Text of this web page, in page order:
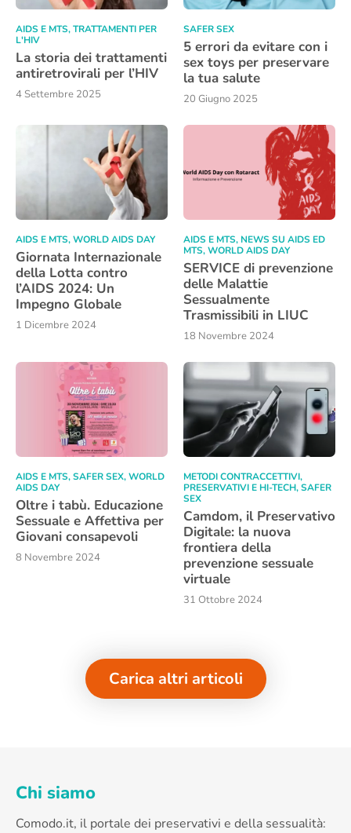
AIDS E MTS,TRATTAMENTI PER
L'HIV
La storia dei trattamenti
antiretrovirali per l’HIV
4 Settembre 2025
SAFER SEX
5 errori da evitare con i
sex toys per preservare
la tua salute
20 Giugno 2025
AIDS E MTS,WORLD AIDS DAY
Giornata Internazionale
della Lotta contro
l’AIDS 2024: Un
Impegno Globale
1 Dicembre 2024
AIDS E MTS, NEWS SU AIDS ED
MTS,WORLD AIDS DAY
SERVICE di prevenzione
delle Malattie
Sessualmente
Trasmissibili in LIUC
18 Novembre 2024
AIDS E MTS,SAFER SEX,WORLD
AIDS DAY
Oltre i tabù. Educazione
Sessuale e Affettiva per
Giovani consapevoli
8 Novembre 2024
METODI CONTRACCETTIVI,
PRESERVATIVI E HI-TECH,SAFER
SEX
Camdom, il Preservativo
Digitale: la nuova
frontiera della
prevenzione sessuale
virtuale
31 Ottobre 2024
Carica altri articoli
Chi siamo
Comodo.it, il portale dei preservativi e della sessualità: